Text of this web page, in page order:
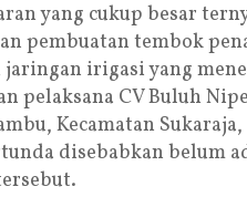
yang cukup besar
pembuatan tembok
irigasi yang
pelaksana CV Buluh
Kecamatan
disebabkan belum